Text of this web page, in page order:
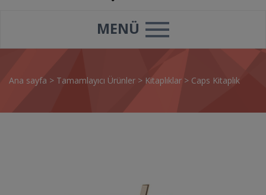
MENÜ
Ana sayfa > Tamamlayıcı Ürünler > Kitaplıklar > Caps Kitaplık